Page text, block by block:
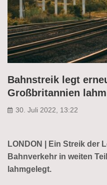
Bahnstreik legt
Großbritannien lahm
30. Juli 2022, 13:22
LONDON | Ein Streik der
Bahnverkehr in weiten
lahmgelegt.